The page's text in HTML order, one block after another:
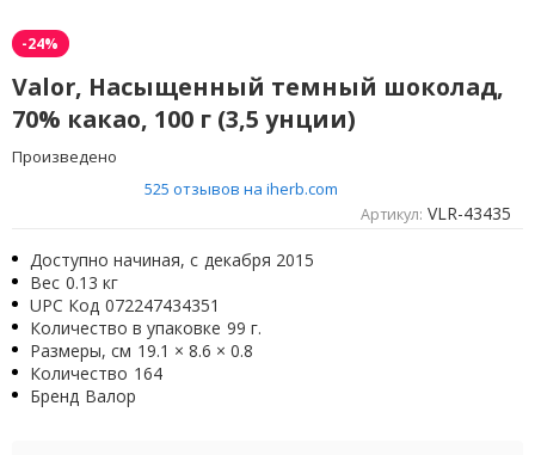
-24%
Valor, Насыщенный темный шоколад,
70% какао, 100 г (3,5 унции)
Произведено
525 отзывов на iherb.com
Артикул: VLR-43435
Доступно начиная, с декабря 2015
Вес 0.13 кг
UPC Код 072247434351
Количество в упаковке 99 г.
Размеры, см 19.1 × 8.6 × 0.8
Количество 164
Бренд Валор